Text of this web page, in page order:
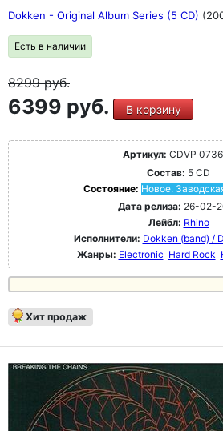
Dokken - Original Album Series (5 CD)
Есть в наличии
8299руб.
6399 руб. В корзину
Артикул: CDVP
Состав: 5 CD
Состояние: Новое.
Дата релиза: 26-02-
Лейбл: Rhino
Исполнители: Dokken (band) /
Жанры: Electronic Hard Rock
Хит продаж